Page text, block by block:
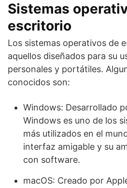
Sistemas
escritorio
Los sistemas operativos de
aquellos diseñados para su
personales y portátiles.
conocidos son:
Windows: Desarrollado
Windows es uno de los
más utilizados en el
interfaz amigable y su
con software.
macOS: Creado por